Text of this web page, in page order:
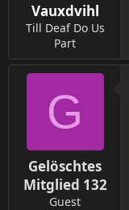
Vauxdvihl
Till Deaf Do Us
Part
G
Gelöschtes
Mitglied 132
Guest